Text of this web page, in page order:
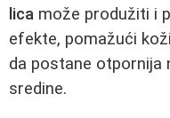
lica može produžiti i
efekte, pomažući
da postane otpornija
sredine.